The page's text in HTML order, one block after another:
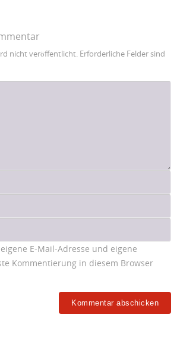
nicht veröffentlicht. Erforderliche Felder sind
E-Mail-Adresse und eigene
Kommentierung in diesem Browser